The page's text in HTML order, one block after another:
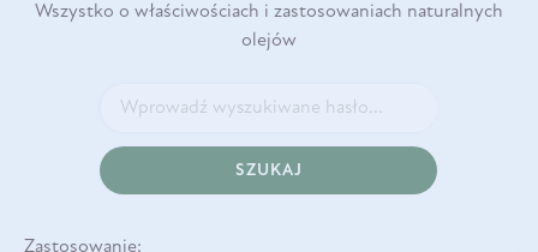
Wszystko o właściwościach i zastosowaniach naturalnych
olejów
SZUKAJ
Zastosowanie: